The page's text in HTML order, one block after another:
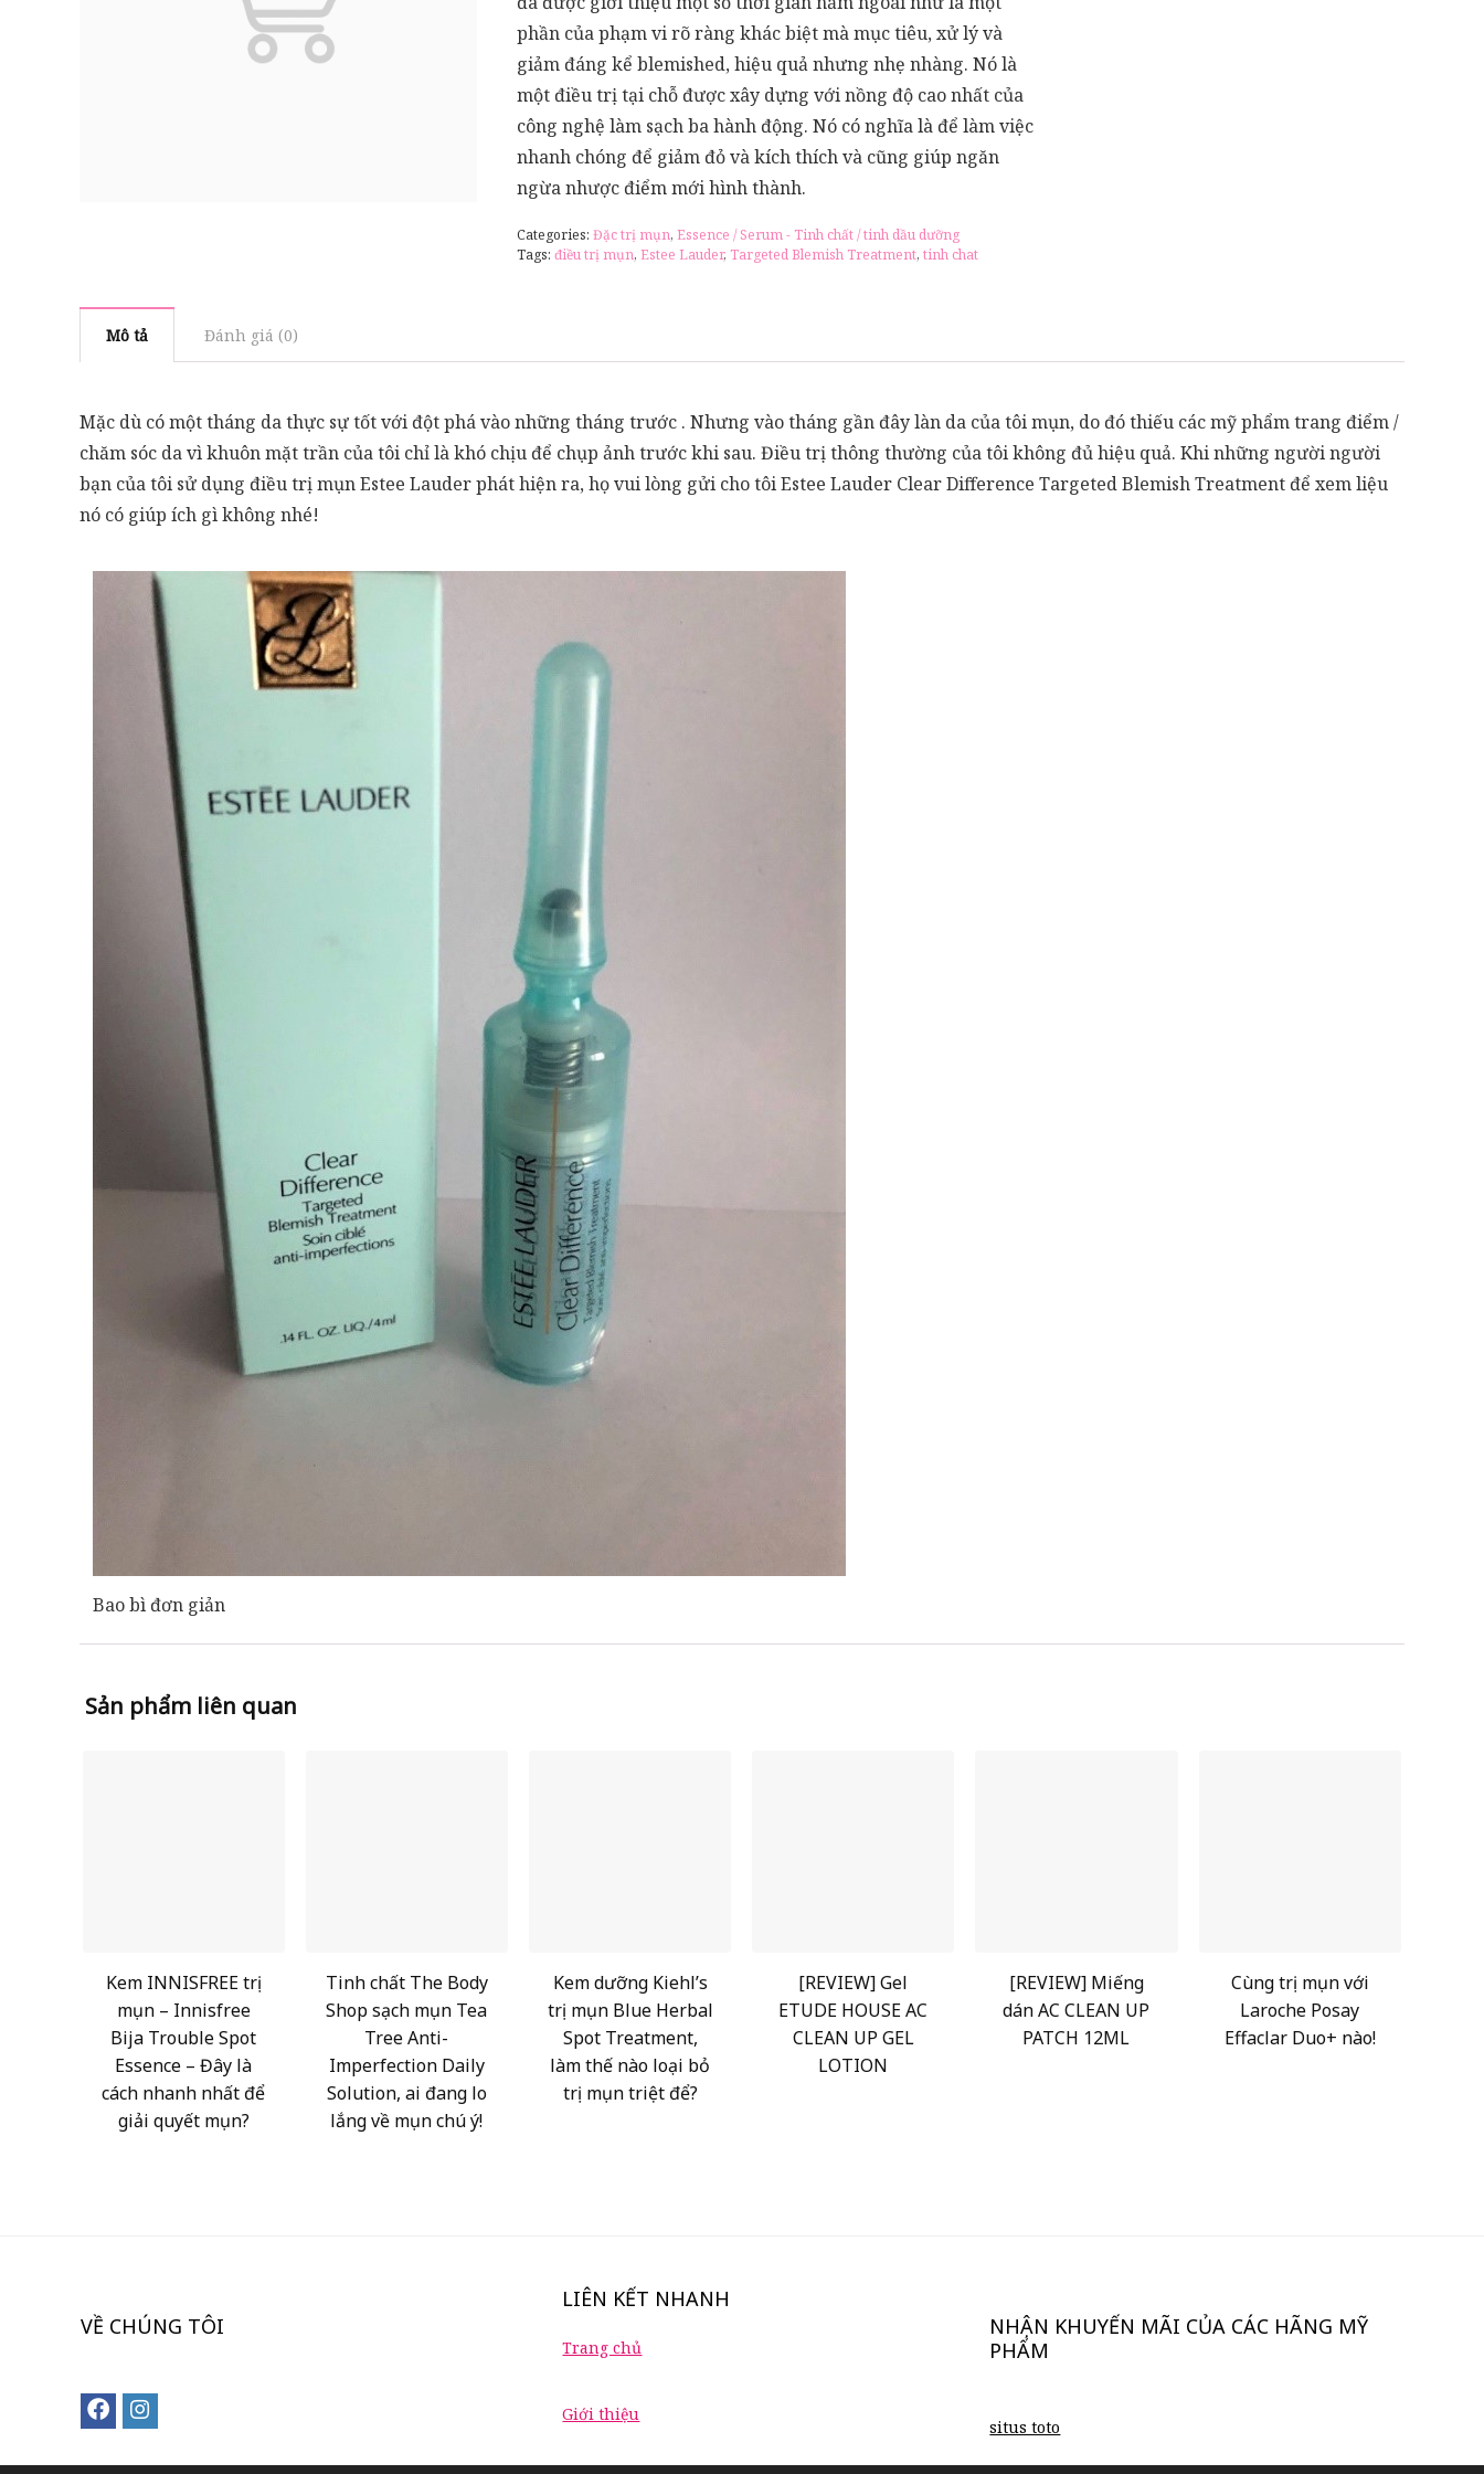
phần của phạm vi rõ ràng khác biệt mà mục tiêu, xử lý và
giảm đáng kể blemished, hiệu quả nhưng nhẹ nhàng. Nó là
một điều trị tại chỗ được xây dựng với nồng độ cao nhất của
công nghệ làm sạch ba hành động. Nó có nghĩa là để làm việc
nhanh chóng để giảm đỏ và kích thích và cũng giúp ngăn
ngừa nhược điểm mới hình thành.
Categories: Đặc trị mụn, Essence / Serum - Tinh chất / tinh dầu dưỡng
Tags: điều trị mụn, Estee Lauder, Targeted Blemish Treatment, tinh chat
Mô tả Đánh giá (0)
Mặc dù có một tháng da thực sự tốt với đột phá vào những tháng trước . Nhưng vào tháng gần đây làn da của tôi mụn, do đó thiếu các mỹ phẩm trang điểm /
chăm sóc da vì khuôn mặt trần của tôi chỉ là khó chịu để chụp ảnh trước khi sau. Điều trị thông thường của tôi không đủ hiệu quả. Khi những người người
bạn của tôi sử dụng điều trị mụn Estee Lauder phát hiện ra, họ vui lòng gửi cho tôi Estee Lauder Clear Difference Targeted Blemish Treatment để xem liệu
nó có giúp ích gì không nhé!
Bao bì đơn giản
Sản phẩm liên quan
Kem INNISFREE trị
mụn – Innisfree
Bija Trouble Spot
Essence – Đây là
cách nhanh nhất để
giải quyết mụn?
Tinh chất The Body
Shop sạch mụn Tea
Tree Anti-
Imperfection Daily
Solution, ai đang lo
lắng về mụn chú ý!
Kem dưỡng Kiehl’s
trị mụn Blue Herbal
Spot Treatment,
làm thế nào loại bỏ
trị mụn triệt để?
[REVIEW] Gel
ETUDE HOUSE AC
CLEAN UP GEL
LOTION
[REVIEW] Miếng
dán AC CLEAN UP
PATCH 12ML
Cùng trị mụn với
Laroche Posay
Effaclar Duo+ nào!
VỀ CHÚNG TÔI
LIÊN KẾT NHANH
Trang chủ
Giới thiệu
NHẬN KHUYẾN MÃI CỦA CÁC HÃNG MỸ
PHẨM
situs toto